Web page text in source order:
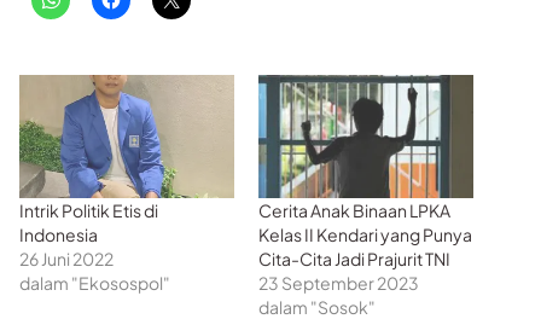
Intrik Politik Etis di
Indonesia
26 Juni 2022
dalam "Ekosospol"
Cerita Anak Binaan LPKA
Kelas II Kendari yang Punya
Cita-Cita Jadi Prajurit TNI
23 September 2023
dalam "Sosok"